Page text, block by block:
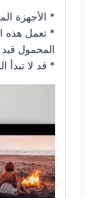
* الأجهزة
* تعمل هذه
المحمول
* قد لا